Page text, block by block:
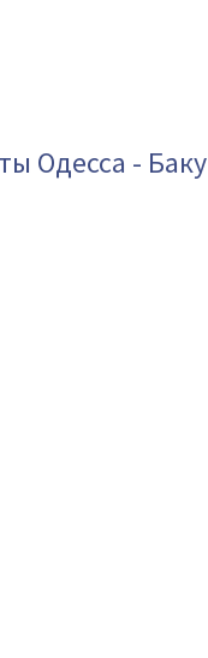
Одесса - Баку